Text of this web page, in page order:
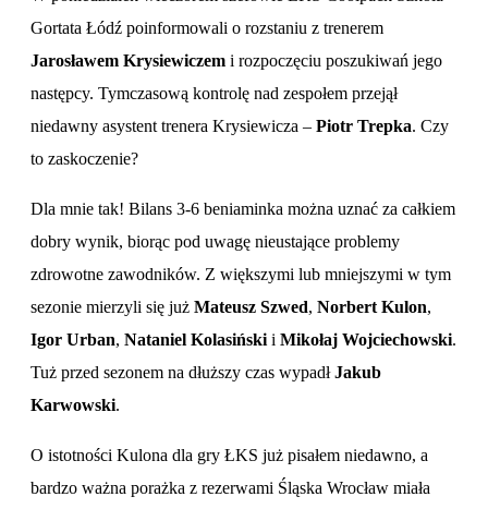
Gortata Łódź poinformowali o rozstaniu z trenerem
Jarosławem Krysiewiczem i rozpoczęciu poszukiwań jego
następcy. Tymczasową kontrolę nad zespołem przejął
niedawny asystent trenera Krysiewicza – Piotr Trepka. Czy
to zaskoczenie?
Dla mnie tak! Bilans 3-6 beniaminka można uznać za całkiem
dobry wynik, biorąc pod uwagę nieustające problemy
zdrowotne zawodników. Z większymi lub mniejszymi w tym
sezonie mierzyli się już Mateusz Szwed, Norbert Kulon,
Igor Urban, Nataniel Kolasiński i Mikołaj Wojciechowski.
Tuż przed sezonem na dłuższy czas wypadłJakub
Karwowski.
O istotności Kulona dla gry ŁKS już pisałem niedawno, a
bardzo ważna porażka z rezerwami Śląska Wrocław miała